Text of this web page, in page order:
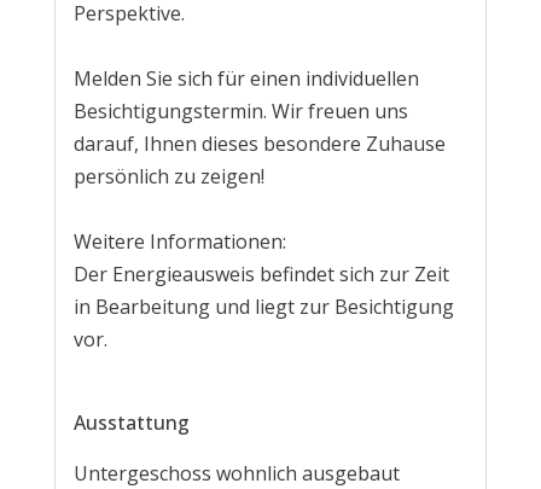
Perspektive.
Melden Sie sich für einen individuellen
Besichtigungstermin. Wir freuen uns
darauf, Ihnen dieses besondere Zuhause
persönlich zu zeigen!
Weitere Informationen:
Der Energieausweis befindet sich zur Zeit
in Bearbeitung und liegt zur Besichtigung
vor.
Ausstattung
Untergeschoss wohnlich ausgebaut